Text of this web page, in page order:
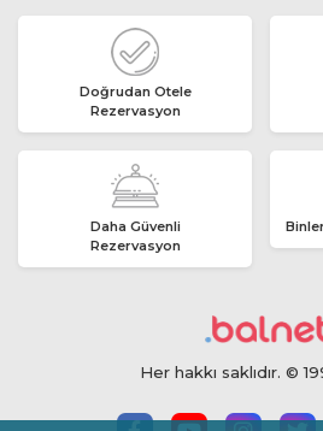
Doğrudan Otele
Rezervasyon
Daha Güvenli
Rezervasyon
Her hakkı saklıdır. ©